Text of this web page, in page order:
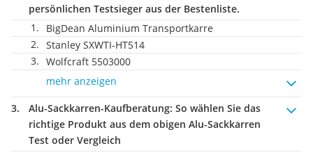
persönlichen Testsieger aus der Bestenliste.
BigDean Aluminium Transportkarre
Stanley SXWTI-HT514
Wolfcraft 5503000
mehr anzeigen
Alu-Sackkarren-Kaufberatung: So wählen Sie das
richtige Produkt aus dem obigen Alu-Sackkarren
Test oder Vergleich